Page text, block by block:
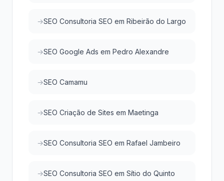
SEO Consultoria SEO em Ribeirão do Largo
SEO Google Ads em Pedro Alexandre
SEO Camamu
SEO Criação de Sites em Maetinga
SEO Consultoria SEO em Rafael Jambeiro
SEO Consultoria SEO em Sítio do Quinto